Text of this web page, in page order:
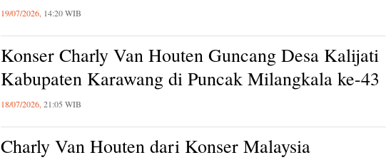
19/07/2026, 14:20 WIB
Konser Charly Van Houten Guncang Desa Kalijati
Kabupaten Karawang di Puncak Milangkala ke-43
18/07/2026, 21:05 WIB
Charly Van Houten dari Konser Malaysia